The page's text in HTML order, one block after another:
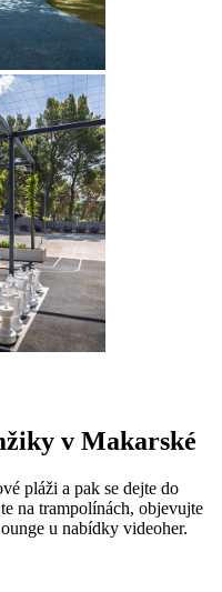
v Makarské
pláži a pak se dejte do
na trampolínách, objevujte
u nabídky videoher.